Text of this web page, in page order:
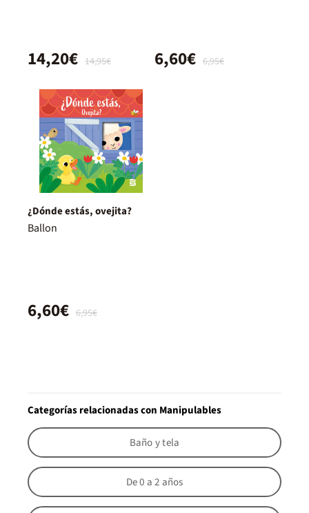
14,95€
14,20€ 6,95€
6,60€
¿Dónde estás, ovejita?
Ballon
6,95€
6,60€
Categorías relacionadas con Manipulables
Baño y tela
De 0 a 2 años